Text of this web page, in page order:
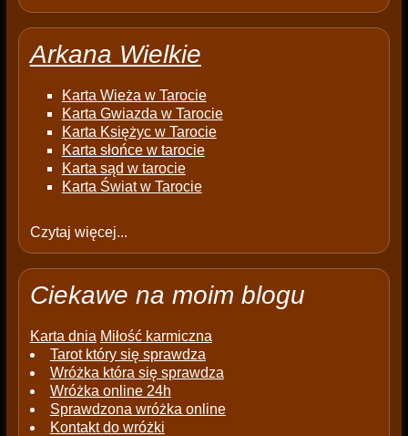
Arkana Wielkie
Karta Wieża w Tarocie
Karta Gwiazda w Tarocie
Karta Księżyc w Tarocie
Karta słońce w tarocie
Karta sąd w tarocie
Karta Świat w Tarocie
Czytaj więcej...
Ciekawe na moim blogu
Karta dnia Miłość karmiczna
Tarot który się sprawdza
Wróżka która się sprawdza
Wróżka online 24h
Sprawdzona wróżka online
Kontakt do wróżki